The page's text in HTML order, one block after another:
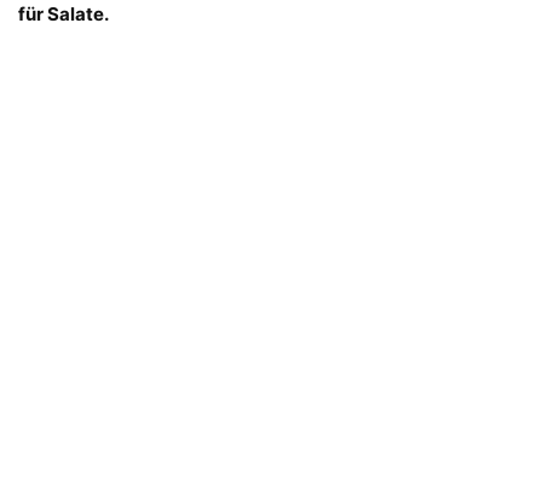
für Salate.